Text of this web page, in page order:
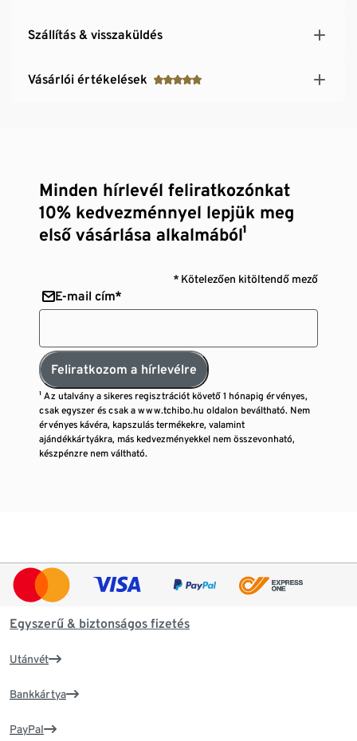
Szállítás & visszaküldés
Vásárlói értékelések
Minden hírlevél feliratkozónkat
10% kedvezménnyel lepjük meg
első vásárlása alkalmából¹
* Kötelezően kitöltendő mező
E-mail cím*
Feliratkozom a hírlevélre
¹ Az utalvány a sikeres regisztrációt követő 1 hónapig érvényes,
csak egyszer és csak a www.tchibo.hu oldalon beváltható. Nem
érvényes kávéra, kapszulás termékekre, valamint
ajándékkártyákra, más kedvezményekkel nem összevonható,
készpénzre nem váltható.
Egyszerű & biztonságos fizetés
Utánvét
Bankkártya
PayPal